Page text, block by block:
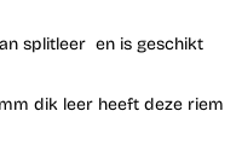
splitleer en is geschikt
dik leer heeft deze riem